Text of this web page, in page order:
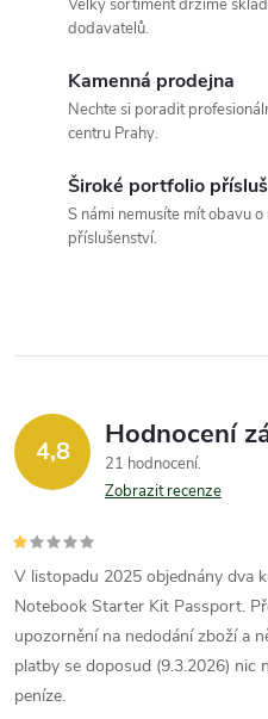
k
y
v
p
i
s
u
Velký sortiment držíme
dodavatelů.
Kamenná prodejna
Nechte si poradit
centru Prahy.
Široké portfolio
S námi nemusíte mít obavu
příslušenství.
4,8 Hodnocení
21 hodnocení
Zobrazit recenze
V listopadu 2025 objednány dva
Notebook Starter Kit Passport.
upozornění na nedodání zboží a
platby se doposud (9.3.2026) nic
peníze.